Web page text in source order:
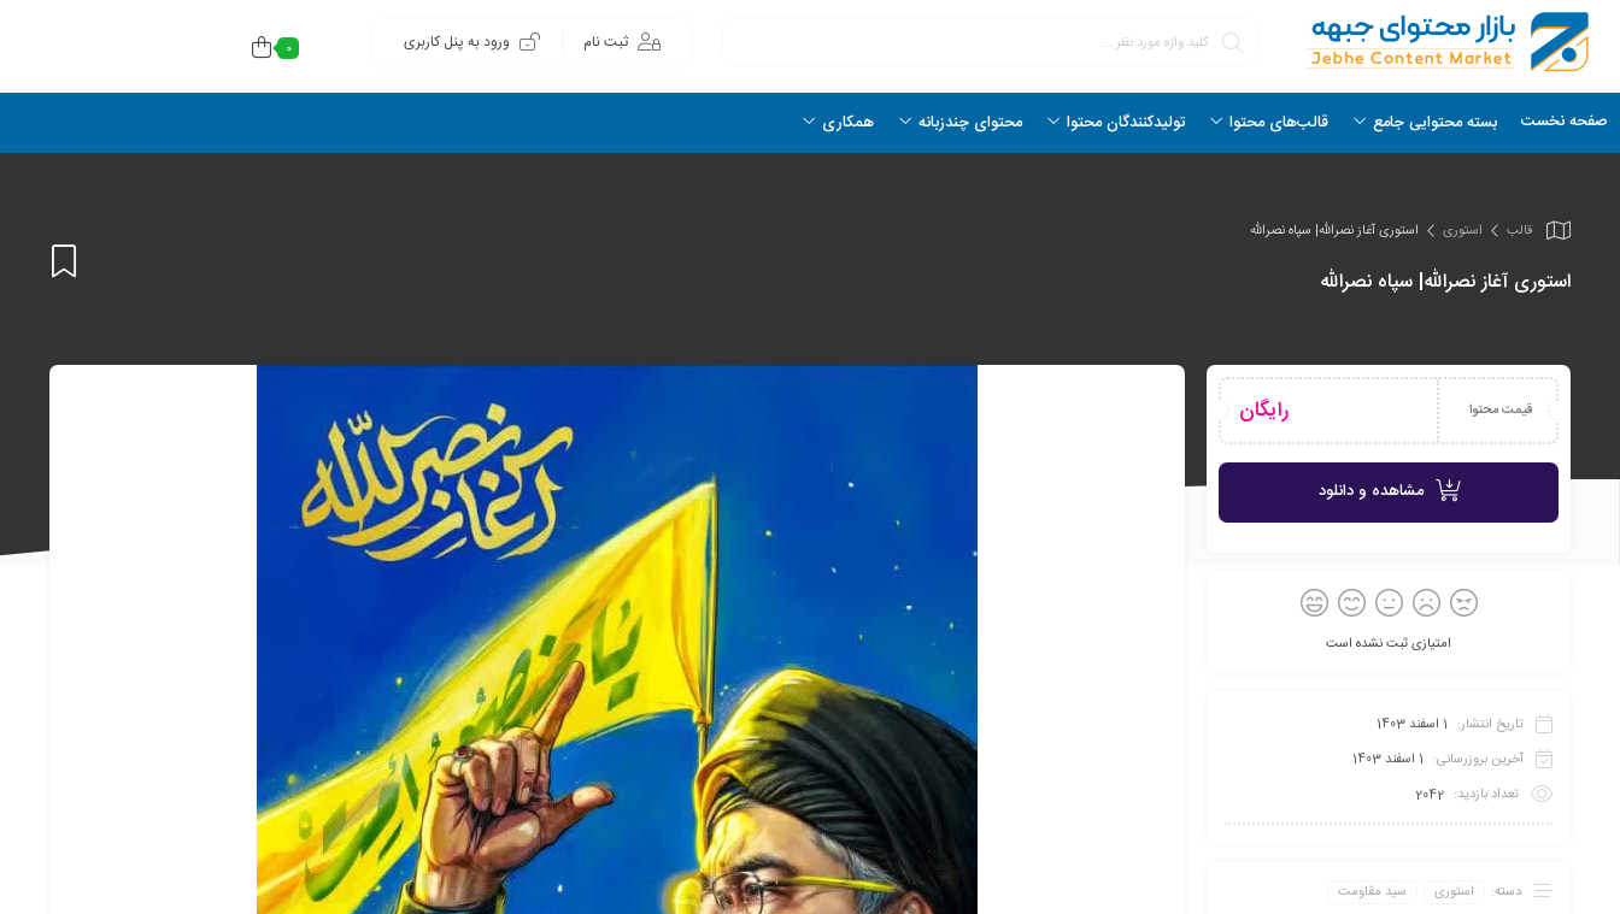
ثبت نام ورود به پنل کاربری 0
صفحه نخست بسته محتوایی جامع قالب‌های محتوا تولیدکنندگان محتوا محتوای چندزبانه همکاری
قالب استوری استوری آغاز نصرالله| سپاه نصرالله
استوری آغاز نصرالله| سپاه نصرالله
قیمت محتوا رایگان
مشاهده و دانلود
امتیازی ثبت نشده است
تاریخ انتشار: 1 اسفند 1403
آخرین بروزرسانی: 1 اسفند 1403
تعداد بازدید: 2042
دسته: استوری سید مقاومت